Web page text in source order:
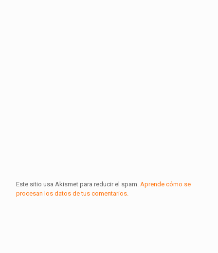
Este sitio usa Akismet para reducir el spam. Aprende cómo se
procesan los datos de tus comentarios.